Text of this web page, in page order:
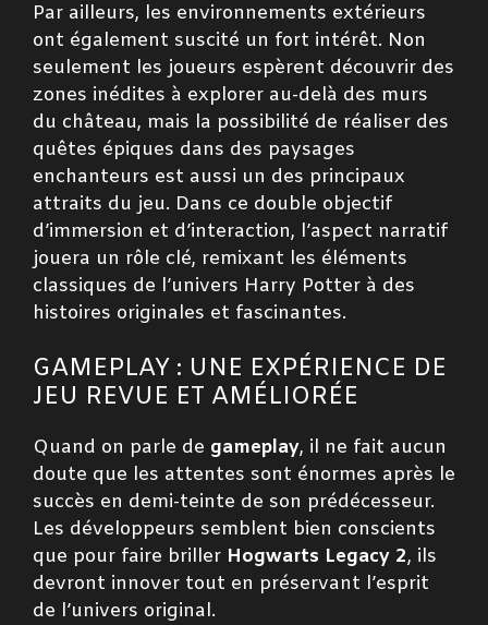
Par ailleurs, les environnements extérieurs
ont également suscité un fort intérêt. Non
seulement les joueurs espèrent découvrir des
zones inédites à explorer au-delà des murs
du château, mais la possibilité de réaliser des
quêtes épiques dans des paysages
enchanteurs est aussi un des principaux
attraits du jeu. Dans ce double objectif
d’immersion et d’interaction, l’aspect narratif
jouera un rôle clé, remixant les éléments
classiques de l’univers Harry Potter à des
histoires originales et fascinantes.
GAMEPLAY : UNE EXPÉRIENCE DE
JEU REVUE ET AMÉLIORÉE
Quand on parle de gameplay, il ne fait aucun
doute que les attentes sont énormes après le
succès en demi-teinte de son prédécesseur.
Les développeurs semblent bien conscients
que pour faire briller Hogwarts Legacy 2, ils
devront innover tout en préservant l’esprit
de l’univers original.